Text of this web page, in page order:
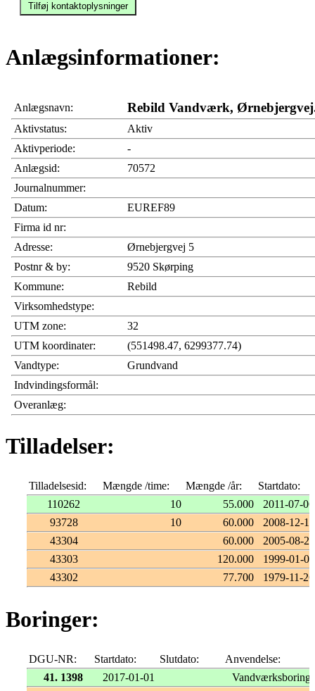
Anlægsinformationer:
Anlægsnavn: Rebild Vandværk,
Aktivstatus:
Aktiv
Aktivperiode:
-
Anlægsid:
70572
Journalnummer:
Datum:
EUREF89
Firma id nr:
Adresse:
Ørnebjergvej 5
Postnr & by:
9520 Skørping
Kommune:
Rebild
Virksomhedstype:
UTM zone:
32
UTM koordinater:
(551498.47, 6299377.74)
Vandtype:
Grundvand
Indvindingsformål:
Overanlæg:
Tilladelser:
Tilladelsesid: Mængde /time: Mængde /år:
Startdato:
110262
10 55.000
2011-07-06
93728
10 60.000
2008-12-18
43304
60.000
2005-08-22
43303
120.000
1999-01-01
43302
77.700 1979-11-26
Boringer:
DGU-NR: Startdato: Slutdato:
Anvendelse:
41. 1398
2017-01-01
Vandværksboring